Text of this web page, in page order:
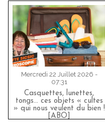
Mercredi 22 Juillet 2026 -
07:31
Casquettes, lunettes,
tongs... ces objets « cultes
» qui nous veulent du bien !
[ABO]